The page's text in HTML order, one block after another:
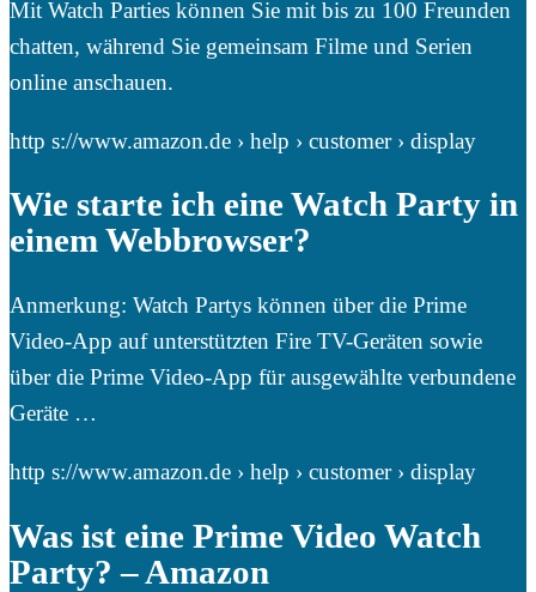
Mit Watch Parties können Sie mit bis zu 100 Freunden
chatten, während Sie gemeinsam Filme und Serien
online anschauen.
http s://www.amazon.de › help › customer › display
Wie starte ich eine Watch Party in
einem Webbrowser?
Anmerkung: Watch Partys können über die Prime
Video-App auf unterstützten Fire TV-Geräten sowie
über die Prime Video-App für ausgewählte verbundene
Geräte …
http s://www.amazon.de › help › customer › display
Was ist eine Prime Video Watch
Party? – Amazon